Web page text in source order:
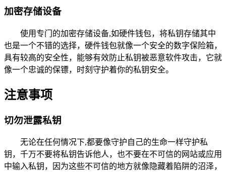
加密存储设备
使用专门的加密存储设备,如硬件钱包，将私钥存储其中
也是一个不错的选择，硬件钱包就像一个安全的数字保险箱，
具有较高的安全性，能够有效防止私钥被恶意软件攻击，它就
像一个忠诚的保镖，时刻守护着你的私钥安全。
注意事项
切勿泄露私钥
无论在任何情况下,都要像守护自己的生命一样守护私
钥，千万不要将私钥告诉他人，也不要在不可信的网站或应用
中输入私钥，因为这些不可信的地方就像隐藏着陷阱的沼泽，